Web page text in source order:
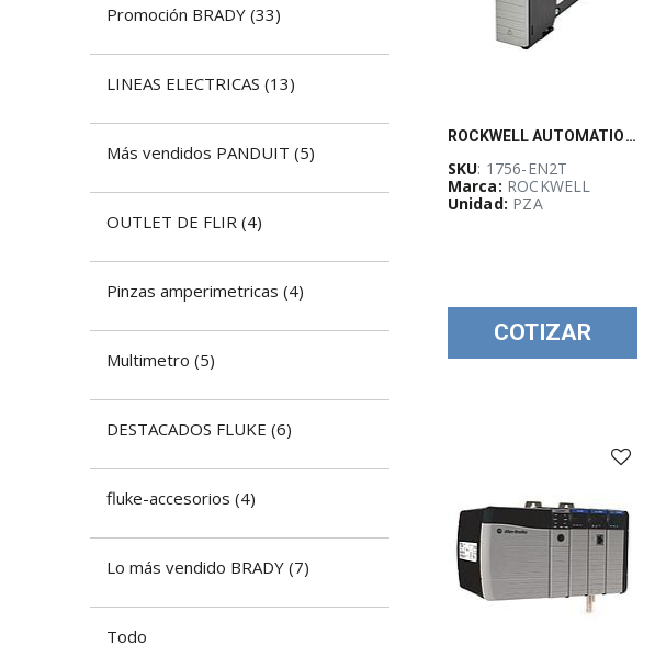
Promoción BRADY (33)
LINEAS ELECTRICAS (13)
Más vendidos PANDUIT (5)
OUTLET DE FLIR (4)
Pinzas amperimetricas (4)
Multimetro (5)
DESTACADOS FLUKE (6)
fluke-accesorios (4)
Lo más vendido BRADY (7)
Todo
ROCKWELL AUTOMATION, Tarjeta de Ethernet/IP 10/100M - 1756EN2T
SKU: 1756-EN2T
Marca: ROCKWELL
Unidad: PZA
COTIZAR